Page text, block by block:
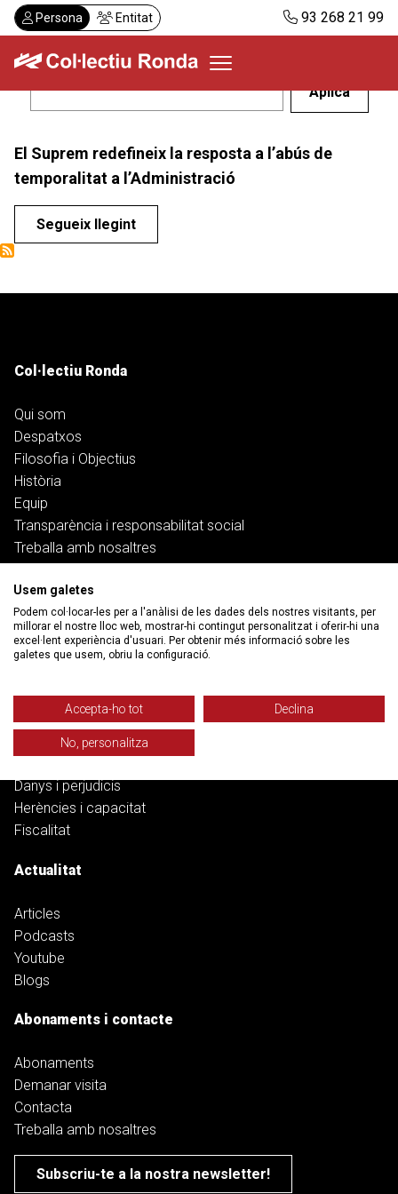
Vés
al
contingut
Persona Entitat 93 268 21 99
Serveis
Actualitat
Despatxos
Demanar visita
El Suprem redefineix la resposta a l’abús de
temporalitat a l’Administració
Segueix llegint
Col·lectiu Ronda
Qui som
Despatxos
Filosofia i Objectius
Història
Equip
Transparència i responsabilitat social
Treballa amb nosaltres
Serveis
Treball
Salut i pensions
Banca, deute i ciberfraus
Família
Funció pública
Danys i perjudicis
Herències i capacitat
Fiscalitat
Actualitat
Articles
Podcasts
Youtube
Blogs
Abonaments i contacte
Abonaments
Demanar visita
Contacta
Treballa amb nosaltres
Subscriu-te a la nostra newsletter!
Usem galetes
Podem col·locar-les per a l'anàlisi de les dades dels nostres visitants, per
millorar el nostre lloc web, mostrar-hi contingut personalitzat i oferir-hi una
excel·lent experiència d'usuari. Per obtenir més informació sobre les
galetes que usem, obriu la configuració.
Accepta-ho tot Declina
No, personalitza